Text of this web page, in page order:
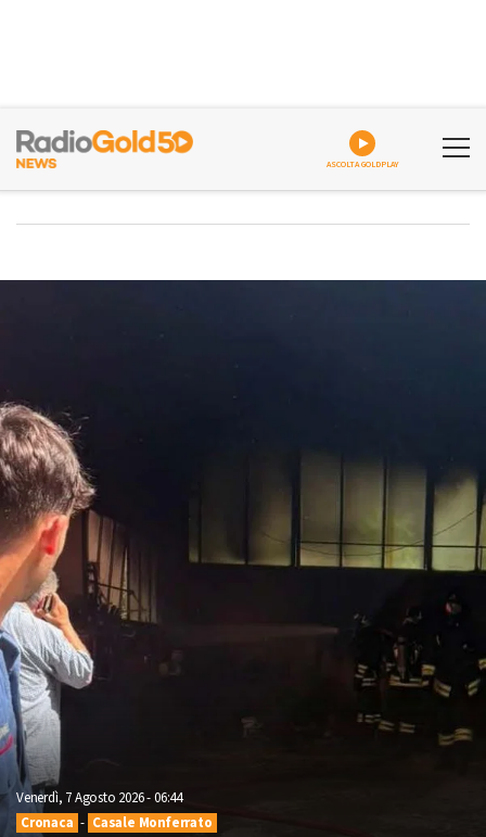
Venerdì, 7 Agosto 2026 - 06:44
Cronaca - Casale Monferrato